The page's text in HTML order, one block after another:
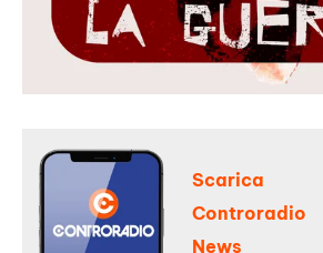
Scarica
Controradio
News